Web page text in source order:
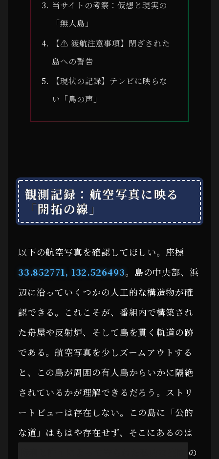
当サイトの考察：仮想と現実の
「無人島」
【⚠ 渡航注意事項】閉ざされた
島への警告
【現状の記録】テレビに映らな
い「島の声」
観測記録：航空写真に映る
「開拓の線」
以下の航空写真を確認してほしい。座標
33.852771, 132.526493。島の中央部、浜
辺に沿っていくつかの人工的な構造物が確
認できる。これこそが、番組内で構築され
た舟屋や反射炉、そして島を貫く軌道の跡
である。航空写真を少しズームアウトする
と、この島が周囲の有人島からいかに隔絶
されているかが理解できるだろう。ストリ
ートビューは存在しない。この島に「公的
な道」はもはや存在せず、そこにあるのは
の